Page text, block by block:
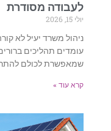
לעבודה מסודרת
יולי 15, 2026
ניהול משרד יעיל לא
עומדים תהליכים
שמאפשרת לכולם
קרא עוד »